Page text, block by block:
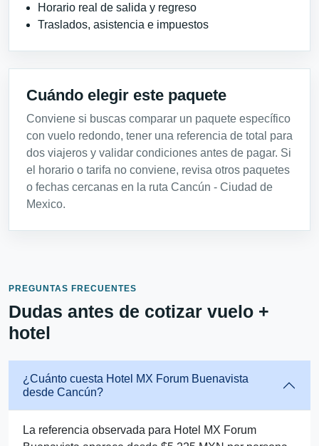
Horario real de salida y regreso
Traslados, asistencia e impuestos
Cuándo elegir este paquete
Conviene si buscas comparar un paquete específico
con vuelo redondo, tener una referencia de total para
dos viajeros y validar condiciones antes de pagar. Si
el horario o tarifa no conviene, revisa otros paquetes
o fechas cercanas en la ruta Cancún - Ciudad de
Mexico.
PREGUNTAS FRECUENTES
Dudas antes de cotizar vuelo +
hotel
¿Cuánto cuesta Hotel MX Forum Buenavista
desde Cancún?
La referencia observada para Hotel MX Forum